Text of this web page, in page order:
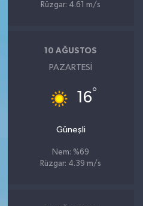
Rüzgar: 4.61 m/s
10 AĞUSTOS
PAZARTESI
16°
Güneşli
Nem: %69
Rüzgar: 4.39 m/s